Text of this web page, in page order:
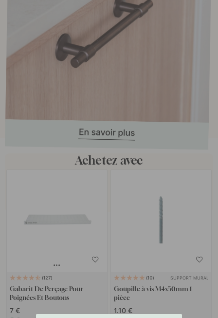
Achetez avec
127
Gabarit De Perçage Pour
Poignées Et Boutons
7 €
10 SUPPORT MURAL
Goupille à vis M4x50mm 1
pièce
1.10 €